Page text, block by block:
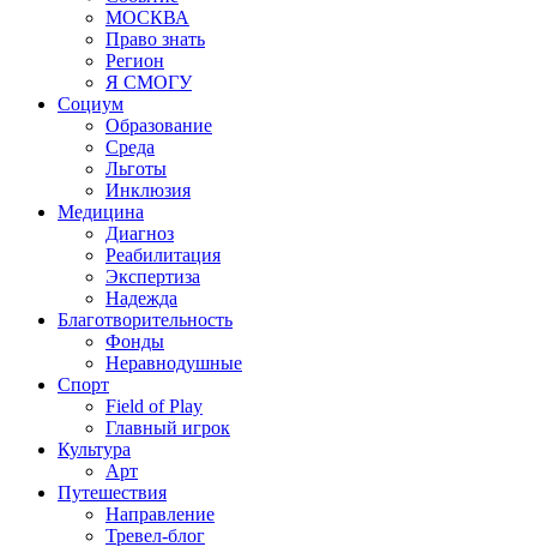
МОСКВА
Право знать
Регион
Я СМОГУ
Социум
Образование
Среда
Льготы
Инклюзия
Медицина
Диагноз
Реабилитация
Экспертиза
Надежда
Благотворительность
Фонды
Неравнодушные
Спорт
Field of Play
Главный игрок
Культура
Арт
Путешествия
Направление
Тревел-блог